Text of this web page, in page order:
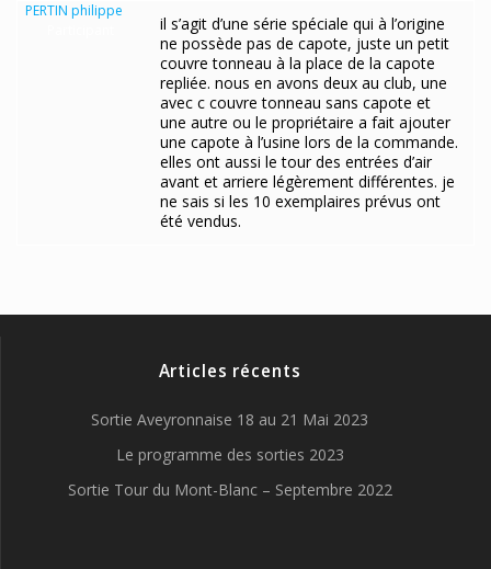
PERTIN philippe
il s’agit d’une série spéciale qui à l’origine
ne possède pas de capote, juste un petit
couvre tonneau à la place de la capote
repliée. nous en avons deux au club, une
avec c couvre tonneau sans capote et
une autre ou le propriétaire a fait ajouter
une capote à l’usine lors de la commande.
elles ont aussi le tour des entrées d’air
avant et arriere légèrement différentes. je
ne sais si les 10 exemplaires prévus ont
été vendus.
Articles récents
Sortie Aveyronnaise 18 au 21 Mai 2023
Le programme des sorties 2023
Sortie Tour du Mont-Blanc – Septembre 2022